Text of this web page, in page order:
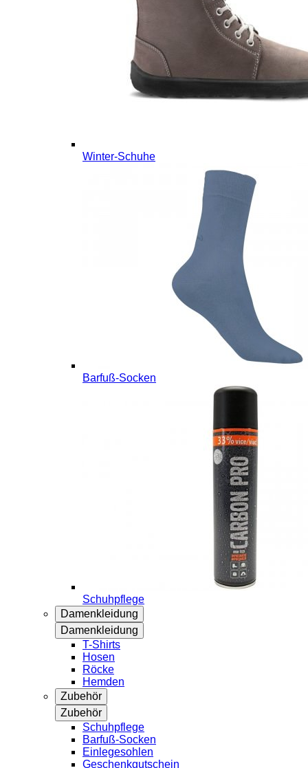
Winter-Schuhe
Barfuß-Socken
Schuhpflege
Damenkleidung
Damenkleidung
T-Shirts
Hosen
Röcke
Hemden
Zubehör
Zubehör
Schuhpflege
Barfuß-Socken
Einlegesohlen
Geschenkgutschein